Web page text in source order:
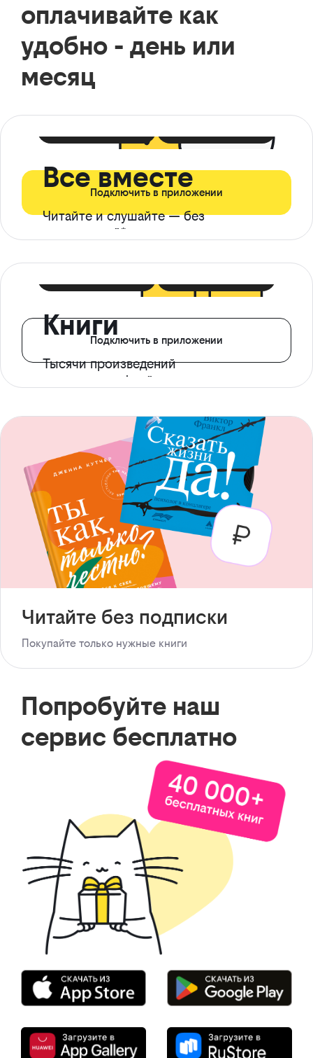
оплачивайте как
удобно - день или
месяц
Все вместе
Читайте и слушайте — без
ограничений*
Подключить в приложении
Книги
Тысячи произведений
с доступом офлайн
Подключить в приложении
Читайте без подписки
Покупайте только нужные книги
Попробуйте наш
сервис бесплатно